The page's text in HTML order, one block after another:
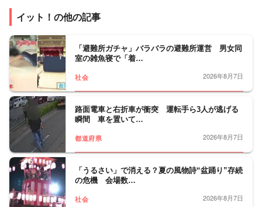
イット！の他の記事
「避難所ガチャ」バラバラの避難所運営 男女同
室の雑魚寝で「着…
社会 2026年8月7日
路面電車と右折車が衝突 運転手ら3人が逃げる
瞬間 車を置いて…
都道府県 2026年8月7日
「うるさい」で消える？夏の風物詩“盆踊り”存続
の危機 会場数…
社会 2026年8月7日